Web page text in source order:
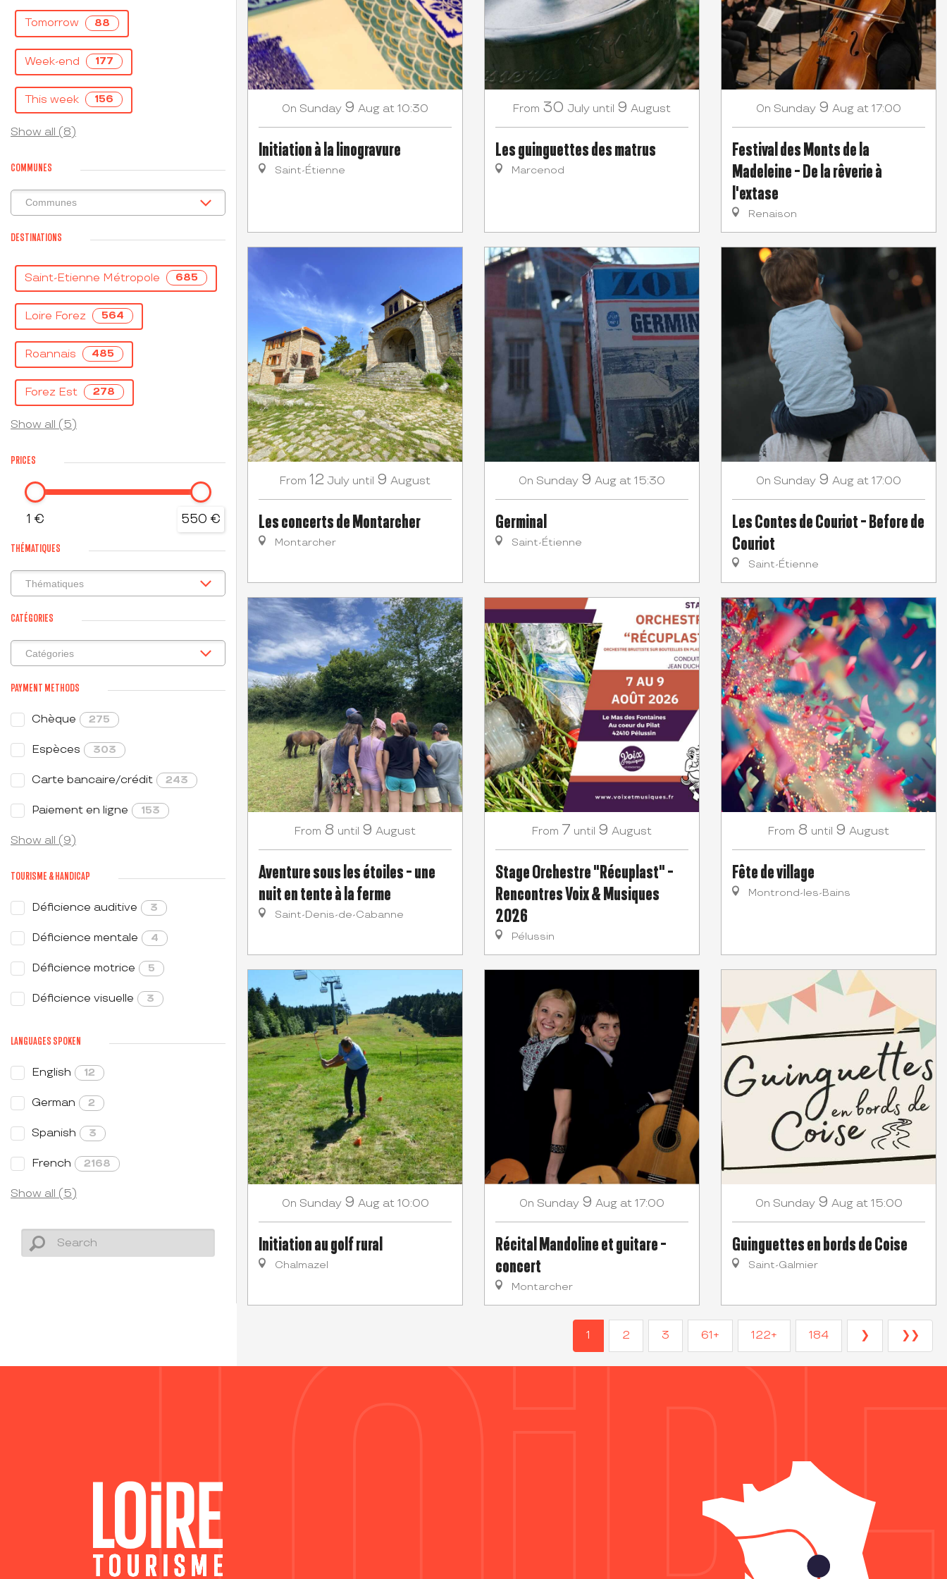
Tomorrow 88
Week-end 177
This week 156
Show all (8)
COMMUNES
DESTINATIONS
Saint-Etienne Métropole 685
Loire Forez 564
Roannais 485
Forez Est 278
Show all (5)
PRICES
1 € 550 €
THÉMATIQUES
CATÉGORIES
PAYMENT METHODS
Chèque 275
Espèces 303
Carte bancaire/crédit 243
Paiement en ligne 153
Show all (9)
TOURISME & HANDICAP
Déficience auditive 3
Déficience mentale 4
Déficience motrice 5
Déficience visuelle 3
LANGUAGES SPOKEN
English 12
German 2
Spanish 3
French 2168
Show all (5)
On Sunday 9 Aug at 10:30
Initiation à la linogravure
Saint-Étienne
From 30 July until 9 August
Les guinguettes des matrus
Marcenod
On Sunday 9 Aug at 17:00
Festival des Monts de la
Madeleine - De la rêverie à
l'extase
Renaison
From 12 July until 9 August
Les concerts de Montarcher
Montarcher
On Sunday 9 Aug at 15:30
Germinal
Saint-Étienne
On Sunday 9 Aug at 17:00
Les Contes de Couriot - Before de
Couriot
Saint-Étienne
From 8 until 9 August
Aventure sous les étoiles - une
nuit en tente à la ferme
Saint-Denis-de-Cabanne
From 7 until 9 August
Stage Orchestre "Récuplast" -
Rencontres Voix & Musiques
2026
Pélussin
From 8 until 9 August
Fête de village
Montrond-les-Bains
On Sunday 9 Aug at 10:00
Initiation au golf rural
Chalmazel
On Sunday 9 Aug at 17:00
Récital Mandoline et guitare -
concert
Montarcher
On Sunday 9 Aug at 15:00
Guinguettes en bords de Coise
Saint-Galmier
1 2 3 61+ 122+ 184 ❯ ❯❯